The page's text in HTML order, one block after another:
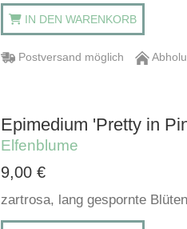
IN DEN WARENKORB
Postversand möglich
Epimedium 'Pretty in
Elfenblume
9,00 €
zartrosa, lang gespornte